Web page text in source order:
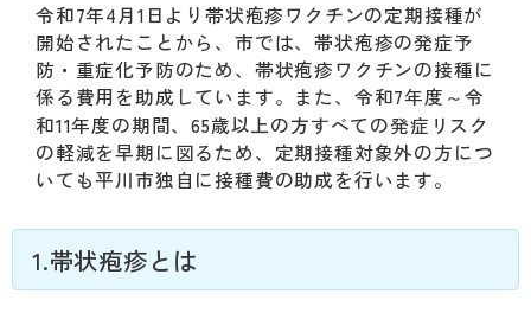
令和7年4月1日より帯状疱疹ワクチンの定期接種が
開始されたことから、市では、帯状疱疹の発症予
防・重症化予防のため、帯状疱疹ワクチンの接種に
係る費用を助成しています。また、令和7年度～令
和11年度の期間、65歳以上の方すべての発症リスク
の軽減を早期に図るため、定期接種対象外の方につ
いても平川市独自に接種費の助成を行います。
1.帯状疱疹とは